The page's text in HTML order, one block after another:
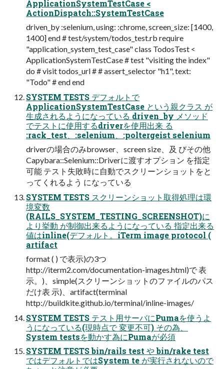
ApplicationSystemTestCase <
ActionDispatch::SystemTestCase
driven_by :selenium, using: :chrome, screen_size: [1400,
1400] end # test/system/todos_test.rb require
"application_system_test_case" class TodosTest <
ApplicationSystemTestCase # test "visiting the index"
do # visit todos_url # # assert_selector "h1", text:
"Todo" # end end
SYSTEM TESTS デフォルトで
ApplicationSystemTestCase という親クラス が
生成されるようになっている driven_by メソッド
でテストに使用するdriverを使用出来 る
:rack_test、:selenium、:poltergeist selenium
driverの場合のみbrowser、screen size、及 びその他
Capybara::Selenium::Driverに渡すオプション を指定
可能 テスト失敗時に自動でスクリーンショットをと
ってくれるよう になっている
SYSTEM TESTS スクリーンショット取得処理は環
境変数
(RAILS_SYSTEM_TESTING_SCREENSHOT)に
より挙動 が制御出来るようになっている 指定出来る
値はinline(デフォルト。iTerm image protocol (
artifact
format ( ) で表示)の3つ
http://iterm2.com/documentation-images.html)で 表
示。)、simple(スクリーンショットのファイルのパス
だけ表 示)、artifact(terminal
http://buildkite.github.io/terminal/inline-images/
SYSTEM TESTS テスト用サーバにPumaを使うよ
うになっている(現時点で 変更不可) その為、
System testsを動かす為にPumaが必須
SYSTEM TESTS bin/rails test や bin/rake test
ではデフォルトではSystem te が実行されないので